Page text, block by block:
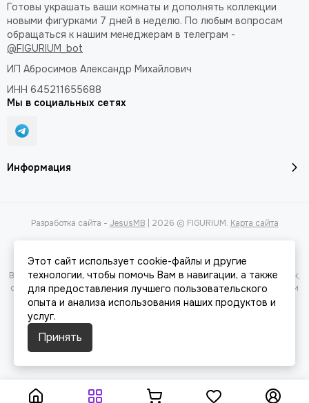
Информация
Готовы украшать ваши комнаты и дополнять коллекции
новыми фигурками 7 дней в неделю. По любым вопросам
обращаться к нашим менеджерам в телеграм -
@FIGURIUM_bot
ИП Абросимов Александр Михайлович
ИНН 645211655688
Мы в социальных сетях
Разработка сайта - JesusMB | 2026 © FIGURIUM. Карта сайта
Вся представленная на сайте информация, касающаяся характеристик,
стоимости товаров и услуг, носит информационный характер и ни при
каких условиях не является публичной офертой, определяемой
положениями Статьи 437(2) Гражданского кодекса РФ.
Этот сайт использует cookie-файлы и другие
технологии, чтобы помочь Вам в навигации, а также
для предоставления лучшего пользовательского
опыта и анализа использования наших продуктов и
услуг.
Принять